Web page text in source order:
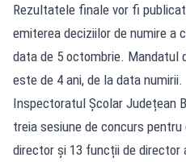
Rezultatele finale vor fi
emiterea deciziilor de numire a
data de 5 octombrie. Mandatul
este de 4 ani, de la data numirii.
Inspectoratul Școlar Județean
treia sesiune de concurs
director și 13 funcții de director